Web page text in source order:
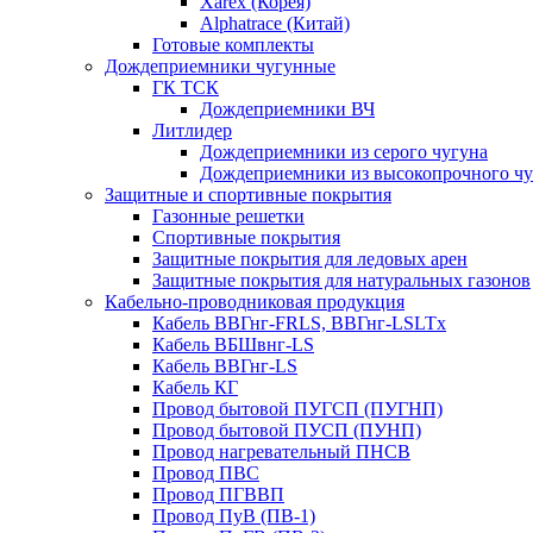
Alphatrace (Китай)
Готовые комплекты
Дождеприемники чугунные
ГК ТСК
Дождеприемники ВЧ
Литлидер
Дождеприемники из серого чугуна
Дождеприемники из высокопрочного
Защитные и спортивные покрытия
Газонные решетки
Спортивные покрытия
Защитные покрытия для ледовых арен
Защитные покрытия для натуральных газонов
Кабельно-проводниковая продукция
Кабель ВВГнг-FRLS, ВВГнг-LSLTx
Кабель ВБШвнг-LS
Кабель ВВГнг-LS
Кабель КГ
Провод бытовой ПУГСП (ПУГНП)
Провод бытовой ПУСП (ПУНП)
Провод нагревательный ПНСВ
Провод ПВС
Провод ПГВВП
Провод ПуВ (ПВ-1)